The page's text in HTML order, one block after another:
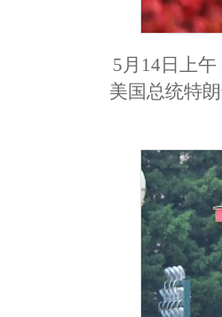
5月14日上
美国总统特